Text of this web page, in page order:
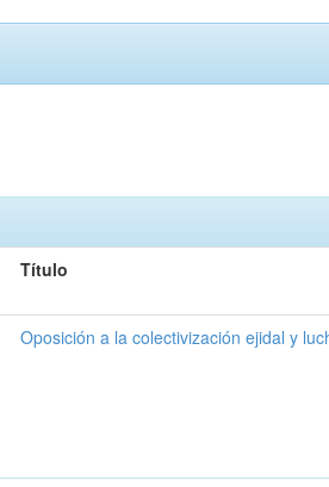
Título
Oposición a la colectivización ejidal y